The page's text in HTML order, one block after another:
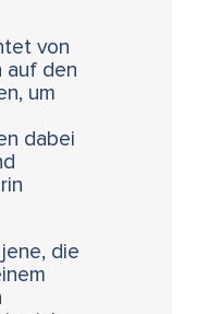
von
auf den
um
dabei
die